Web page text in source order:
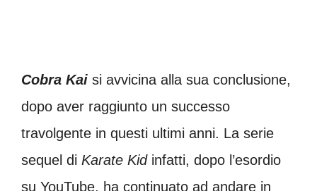
Cobra Kai si avvicina alla sua conclusione,
dopo aver raggiunto un successo
travolgente in questi ultimi anni. La serie
sequel di Karate Kid infatti, dopo l’esordio
su YouTube, ha continuato ad andare in